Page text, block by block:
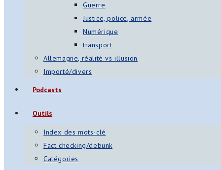
Guerre
Justice, police, armée
Numérique
transport
Allemagne, réalité vs illusion
Importé/divers
Podcasts
Outils
Index des mots-clé
Fact checking/debunk
Catégories